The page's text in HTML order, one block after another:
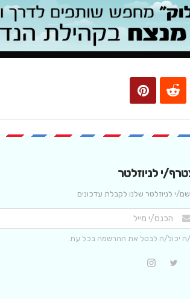
י לניוזלטר
י לניוזלטר שלנו לקבלת עדכונים
יכול/ה לבטל את ההרשמה בכל עת.